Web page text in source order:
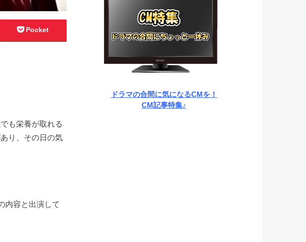
Pocket
も栄養が取れる
り、その日の気
内容と出演して
ドラマの合間に気になるCMを！
CM記事特集♪